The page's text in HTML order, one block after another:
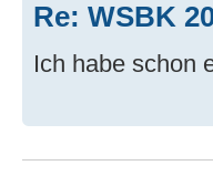
Re: WSBK
Ich habe schon